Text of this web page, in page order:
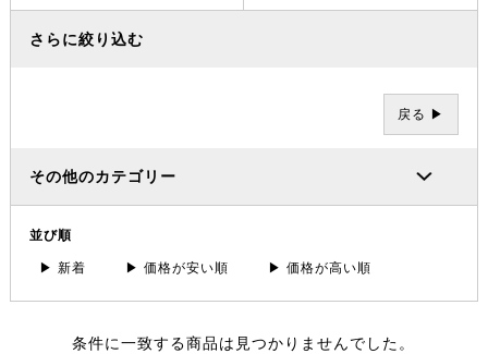
さらに絞り込む
戻る ▶
その他のカテゴリー
並び順
▶ 新着 ▶ 価格が安い順 ▶ 価格が高い順
条件に一致する商品は見つかりませんでした。